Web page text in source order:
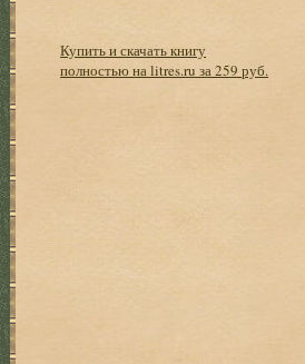
Купить и скачать книгу
полностью на litres.ru за 259 руб.